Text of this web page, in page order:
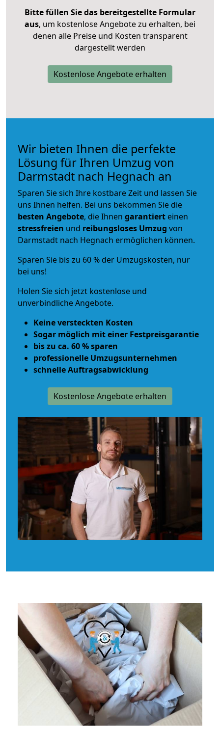
Bitte füllen Sie das bereitgestellte Formular
aus, um kostenlose Angebote zu erhalten, bei
denen alle Preise und Kosten transparent
dargestellt werden
Kostenlose Angebote erhalten
Wir bieten Ihnen die perfekte
Lösung für Ihren Umzug von
Darmstadt nach Hegnach an
Sparen Sie sich Ihre kostbare Zeit und lassen Sie
uns Ihnen helfen. Bei uns bekommen Sie die
besten Angebote, die Ihnen garantiert einen
stressfreien und reibungsloses Umzug von
Darmstadt nach Hegnach ermöglichen können.
Sparen Sie bis zu 60 % der Umzugskosten, nur
bei uns!
Holen Sie sich jetzt kostenlose und
unverbindliche Angebote.
Keine versteckten Kosten
Sogar möglich mit einer Festpreisgarantie
bis zu ca. 60 % sparen
professionelle Umzugsunternehmen
schnelle Auftragsabwicklung
Kostenlose Angebote erhalten